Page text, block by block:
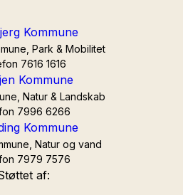
Park & Mobilitet
7616 1616
Natur & Landskab
7996 6266
Natur og vand
7979 7576
af: